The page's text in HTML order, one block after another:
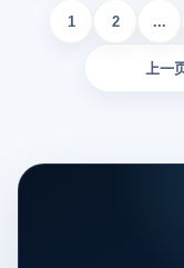
上一
1 2 ...